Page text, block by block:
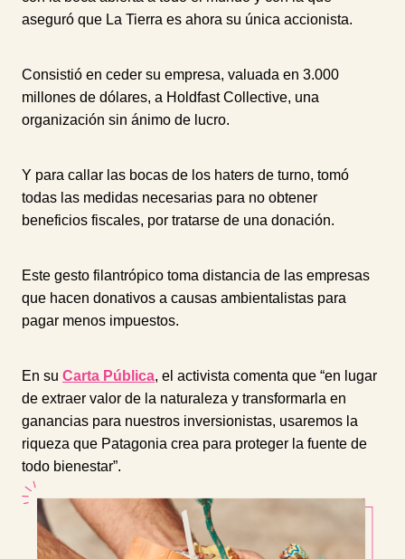
aseguró que La Tierra es ahora su única accionista.
Consistió en ceder su empresa, valuada en 3.000
millones de dólares, a Holdfast Collective, una
organización sin ánimo de lucro.
Y para callar las bocas de los haters de turno, tomó
todas las medidas necesarias para no obtener
beneficios fiscales, por tratarse de una donación.
Este gesto filantrópico toma distancia de las empresas
que hacen donativos a causas ambientalistas para
pagar menos impuestos.
En su Carta Pública, el activista comenta que “en lugar
de extraer valor de la naturaleza y transformarla en
ganancias para nuestros inversionistas, usaremos la
riqueza que Patagonia crea para proteger la fuente de
todo bienestar”.